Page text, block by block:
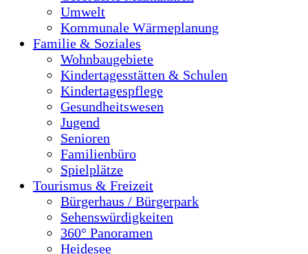
Umwelt
Kommunale Wärmeplanung
Familie & Soziales
Wohnbaugebiete
Kindertagesstätten & Schulen
Kindertagespflege
Gesundheitswesen
Jugend
Senioren
Familienbüro
Spielplätze
Tourismus & Freizeit
Bürgerhaus / Bürgerpark
Sehenswürdigkeiten
360° Panoramen
Heidesee